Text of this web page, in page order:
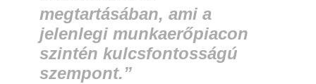
megtartásában, ami a
jelenlegi munkaerőpiacon
szintén kulcsfontosságú
szempont.”